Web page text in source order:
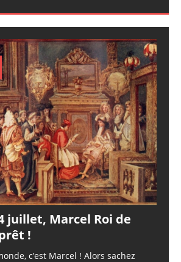
juillet, Marcel Roi de
!
c’est Marcel ! Alors sachez